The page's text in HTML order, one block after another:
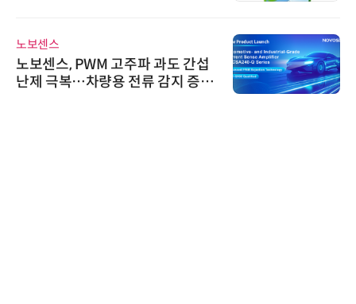
노보센스
노보센스, PWM 고주파 과도 간섭
난제 극복…차량용 전류 감지 증폭